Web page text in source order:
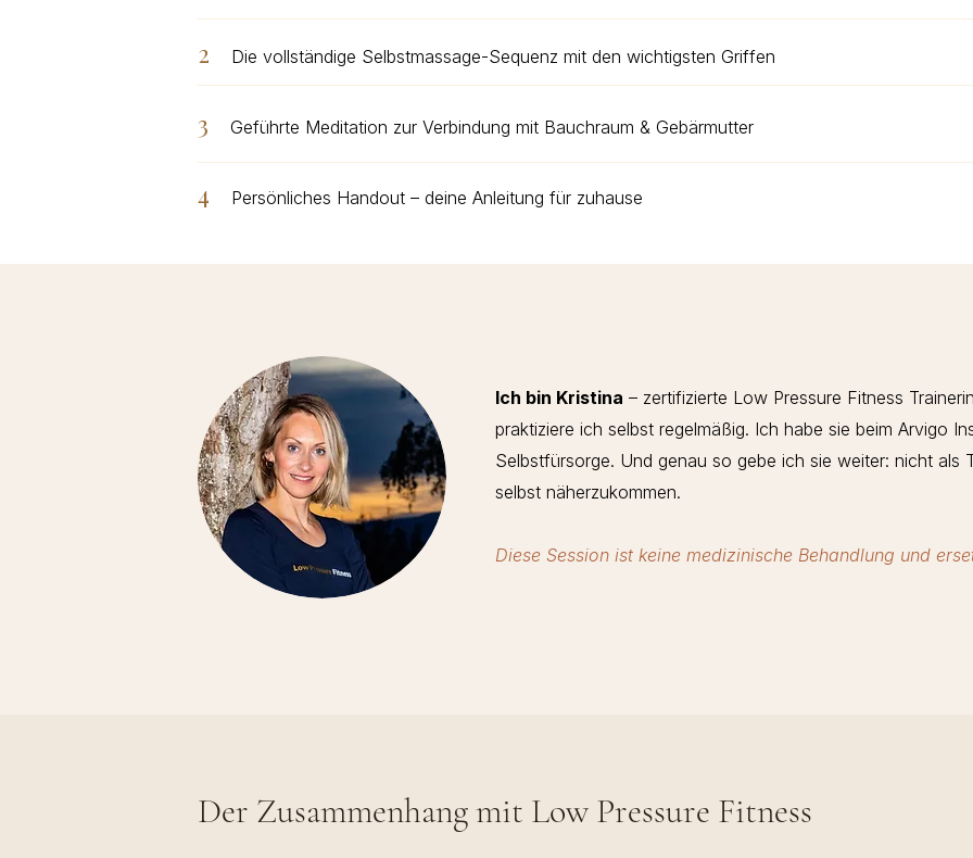
2 Die vollständige Selbstmassage-Sequenz mit den wichtigsten Griffen
3 Geführte Meditation zur Verbindung mit Bauchraum & Gebärmutter
4 Persönliches Handout – deine Anleitung für zuhause
Ich bin Kristina – zertifizierte Low Pressure Fitness
praktiziere ich selbst regelmäßig. Ich habe sie beim Arvigo
Selbstfürsorge. Und genau so gebe ich sie weiter: nicht als
selbst näherzukommen.
Diese Session ist keine medizinische Behandlung und
Der Zusammenhang mit Low Pressure Fitness